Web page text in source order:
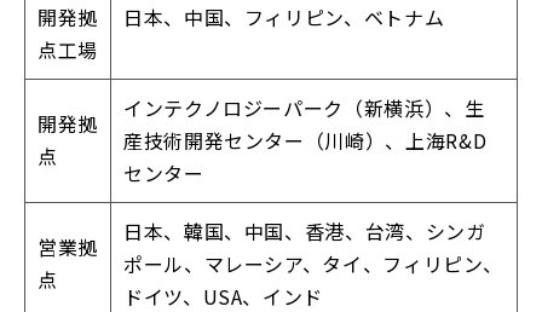
開発拠
点工場
日本、中国、フィリピン、ベトナム
開発拠
点
インテクノロジーパーク（新横浜）、生
産技術開発センター（川崎）、上海R&D
センター
営業拠
点
日本、韓国、中国、香港、台湾、シンガ
ポール、マレーシア、タイ、フィリピン、
ドイツ、USA、インド